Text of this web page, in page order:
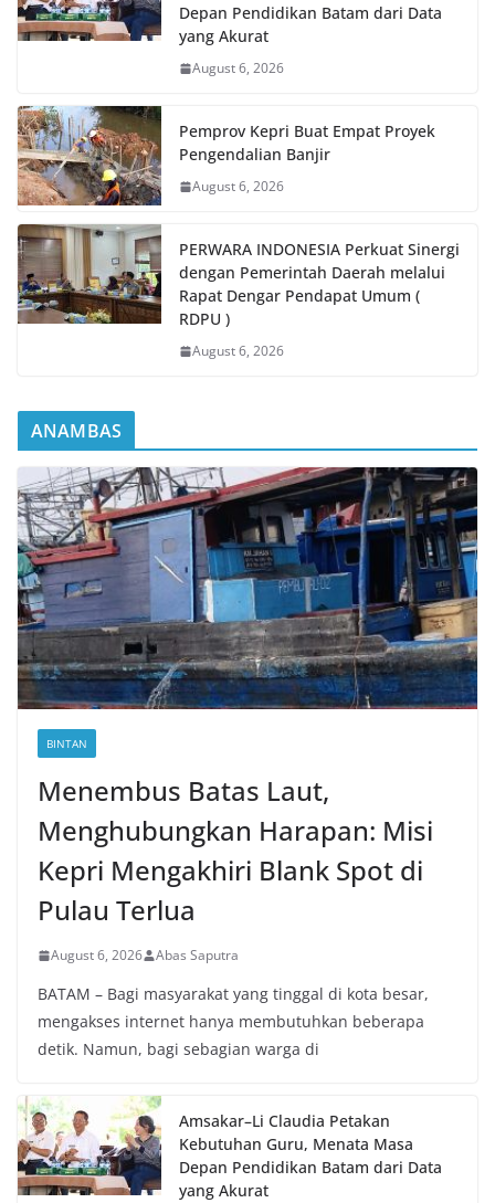
Depan Pendidikan Batam dari Data
yang Akurat
August 6, 2026
Pemprov Kepri Buat Empat Proyek
Pengendalian Banjir
August 6, 2026
PERWARA INDONESIA Perkuat Sinergi
dengan Pemerintah Daerah melalui
Rapat Dengar Pendapat Umum (
RDPU )
August 6, 2026
ANAMBAS
BINTAN
Menembus Batas Laut,
Menghubungkan Harapan: Misi
Kepri Mengakhiri Blank Spot di
Pulau Terlua
August 6, 2026 Abas Saputra
BATAM – Bagi masyarakat yang tinggal di kota besar,
mengakses internet hanya membutuhkan beberapa
detik. Namun, bagi sebagian warga di
Amsakar–Li Claudia Petakan
Kebutuhan Guru, Menata Masa
Depan Pendidikan Batam dari Data
yang Akurat